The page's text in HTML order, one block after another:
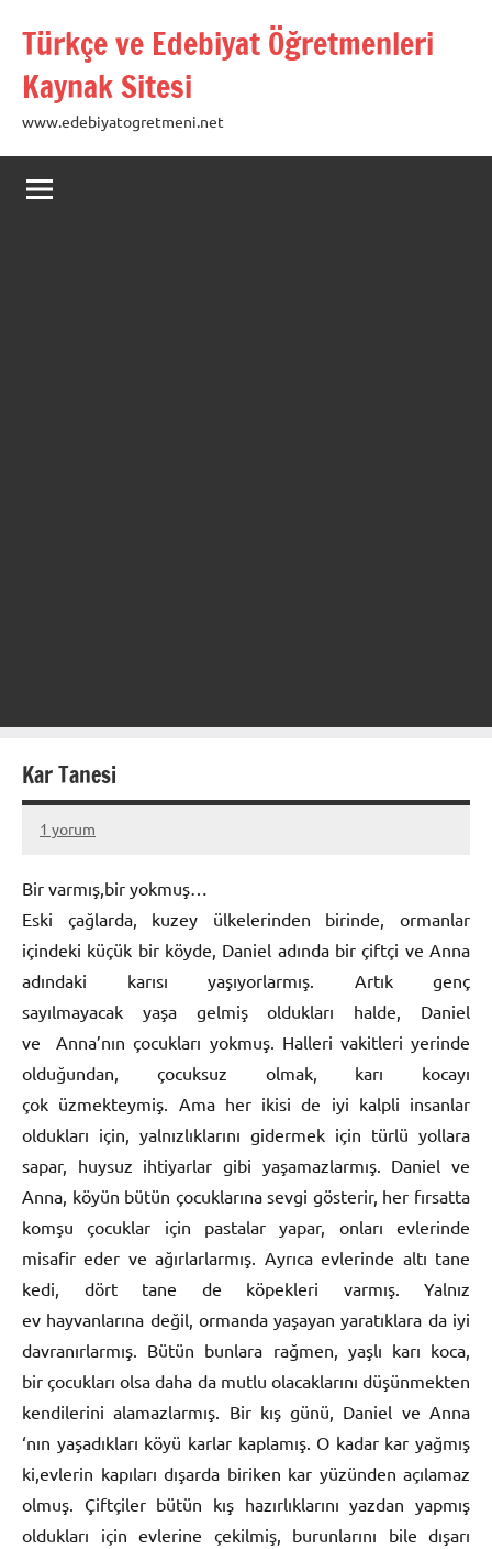
Türkçe ve Edebiyat Öğretmenleri
Kaynak Sitesi
www.edebiyatogretmeni.net
Kar Tanesi
15
2013
figen
1 yorum
Bir varmış,bir yokmuş…
Eski çağlarda, kuzey ülkelerinden birinde, ormanlar
içindeki küçük bir köyde, Daniel adında bir çiftçi ve Anna
adındaki karısı yaşıyorlarmış. Artık genç
sayılmayacak yaşa gelmiş oldukları halde, Daniel
ve Anna’nın çocukları yokmuş. Halleri vakitleri yerinde
olduğundan, çocuksuz olmak, karı kocayı
çok üzmekteymiş. Ama her ikisi de iyi kalpli insanlar
oldukları için, yalnızlıklarını gidermek için türlü yollara
sapar, huysuz ihtiyarlar gibi yaşamazlarmış. Daniel ve
Anna, köyün bütün çocuklarına sevgi gösterir, her fırsatta
komşu çocuklar için pastalar yapar, onları evlerinde
misafir eder ve ağırlarlarmış. Ayrıca evlerinde altı tane
kedi, dört tane de köpekleri varmış. Yalnız
ev hayvanlarına değil, ormanda yaşayan yaratıklara da iyi
davranırlarmış. Bütün bunlara rağmen, yaşlı karı koca,
bir çocukları olsa daha da mutlu olacaklarını düşünmekten
kendilerini alamazlarmış. Bir kış günü, Daniel ve Anna
‘nın yaşadıkları köyü karlar kaplamış. O kadar kar yağmış
ki,evlerin kapıları dışarda biriken kar yüzünden açılamaz
olmuş. Çiftçiler bütün kış hazırlıklarını yazdan yapmış
oldukları için evlerine çekilmiş, burunlarını bile dışarı